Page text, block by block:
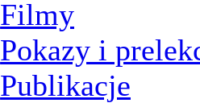
Filmy
Pokazy i
Publikacje